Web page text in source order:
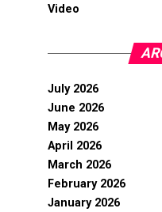
Video
July 2026
June 2026
May 2026
April 2026
March 2026
February 2026
January 2026